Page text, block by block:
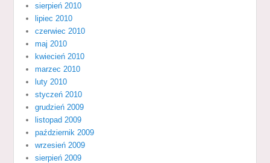
sierpień 2010
lipiec 2010
czerwiec 2010
maj 2010
kwiecień 2010
marzec 2010
luty 2010
styczeń 2010
grudzień 2009
listopad 2009
październik 2009
wrzesień 2009
sierpień 2009